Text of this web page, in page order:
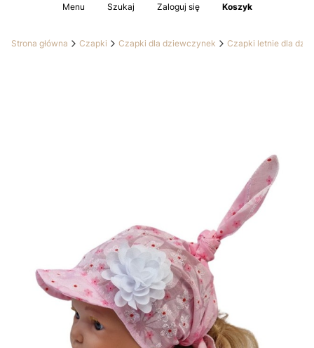
Menu Szukaj Zaloguj się Koszyk
Strona główna Czapki Czapki dla dziewczynek Czapki letnie dla